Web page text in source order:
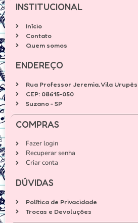
INSTITUCIONAL
Início
Contato
Quem somos
ENDEREÇO
Rua Professor Jeremia, Vila Urupês
CEP: 08615-050
Suzano - SP
COMPRAS
Fazer login
Recuperar senha
Criar conta
DÚVIDAS
Política de Privacidade
Trocas e Devoluções